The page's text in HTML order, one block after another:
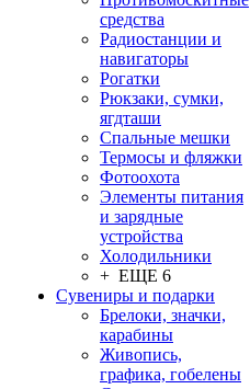
средства
Радиостанции и
навигаторы
Рогатки
Рюкзаки, сумки,
ягдташи
Спальные мешки
Термосы и фляжки
Фотоохота
Элементы питания
и зарядные
устройства
Холодильники
+ ЕЩЕ 6
Сувениры и подарки
Брелоки, значки,
карабины
Живопись,
графика, гобелены